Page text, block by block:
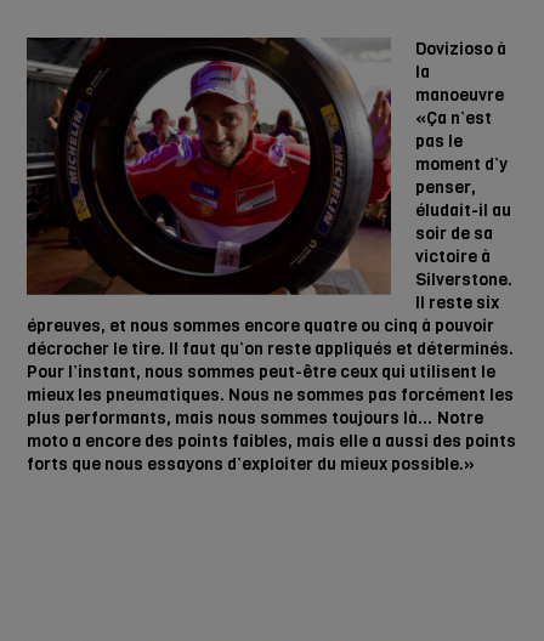
Dovizioso à
la
manoeuvre
«Ça n’est
pas le
moment d’y
penser,
éludait-il au
soir de sa
victoire à
Silverstone.
Il reste six
épreuves, et nous sommes encore quatre ou cinq à pouvoir
décrocher le tire. Il faut qu’on reste appliqués et déterminés.
Pour l’instant, nous sommes peut-être ceux qui utilisent le
mieux les pneumatiques. Nous ne sommes pas forcément les
plus performants, mais nous sommes toujours là… Notre
moto a encore des points faibles, mais elle a aussi des points
forts que nous essayons d’exploiter du mieux possible.»